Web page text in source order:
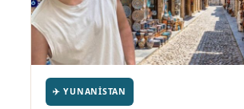
✈️ YUNANISTAN